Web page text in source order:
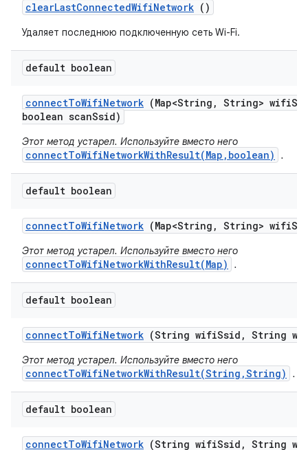
clearLastConnectedWifiNetwork ()
Удаляет последнюю подключенную сеть Wi-Fi.
default boolean
connectToWifiNetwork (Map<String , String> wifi
boolean scanSsid)
Этот метод устарел. Используйте вместо него
connectToWifiNetworkWithResult(Map,boolean) .
default boolean
connectToWifiNetwork (Map<String , String> wifi
Этот метод устарел. Используйте вместо него
connectToWifiNetworkWithResult(Map) .
default boolean
connectToWifiNetwork (String wifiSsid , String
Этот метод устарел. Используйте вместо него
connectToWifiNetworkWithResult(String,String) .
default boolean
connectToWifiNetwork (String wifiSsid , String